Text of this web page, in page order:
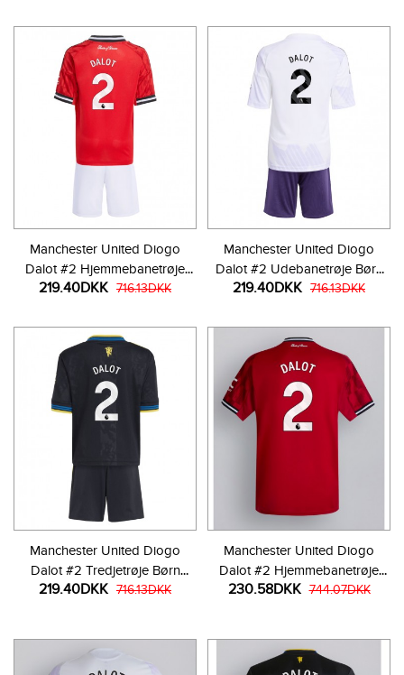
Manchester United Diogo
Dalot #2 Hjemmebanetrøje
Børn 2025-26 Kortærmet (+
219.40DKK 716.13DKK
Manchester United Diogo
Dalot #2 Udebanetrøje Børn
2025-26 Kortærmet (+ Korte
219.40DKK 716.13DKK
Manchester United Diogo
Dalot #2 Tredjetrøje Børn
2025-26 Kortærmet (+ Korte
219.40DKK 716.13DKK
Manchester United Diogo
Dalot #2 Hjemmebanetrøje
2025-26 Kortærmet
230.58DKK 744.07DKK